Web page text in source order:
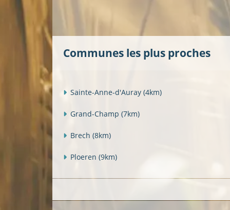
Communes les plus proches
Sainte-Anne-d'Auray (4km)
Grand-Champ (7km)
Brech (8km)
Ploeren (9km)